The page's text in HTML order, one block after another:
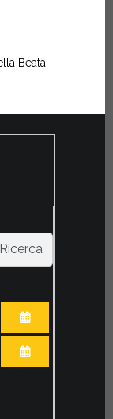
Beata
Ricerca
APRI IL